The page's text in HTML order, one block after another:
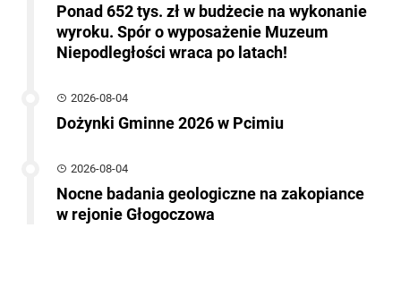
Ponad 652 tys. zł w budżecie na wykonanie
wyroku. Spór o wyposażenie Muzeum
Niepodległości wraca po latach!
2026-08-04
Dożynki Gminne 2026 w Pcimiu
2026-08-04
Nocne badania geologiczne na zakopiance
w rejonie Głogoczowa